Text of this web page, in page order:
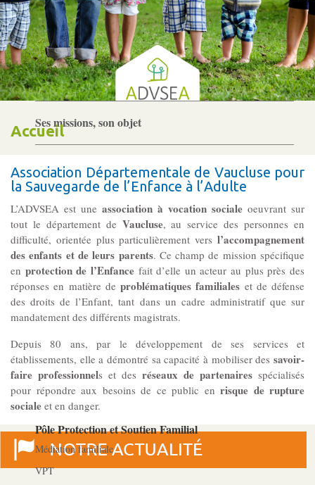
Ses locaux
Son histoire
Ses missions, son objet
Rapports d’activité
Les Pôles
Pôle Socio-­Éducatif
Service de Prévention spécialisée territorialisée
Pôle Milieu Ouvert
SIE
AEMO
AEMO H
Pôle Protection et Soutien Familial
Médiation familiale
VPT
Accueil
Association Départementale de Vaucluse pour
la Sauvegarde de l’Enfance à l’Adulte
L’ADVSEA est une association à vocation sociale oeuvrant sur
tout le département de Vaucluse, au service des personnes en
difficulté, orientée plus particulièrement vers l’accompagnement
des enfants et de leurs parents. Ce champ de mission spécifique
en protection de l’Enfancefait d’elle un acteur au plus près des
réponses en matière de problématiques familiales et de défense
des droits de l’Enfant, tant dans un cadre administratif que sur
mandatement des différents magistrats.
Depuis 80 ans, par le développement de ses services et
établissements, elle a démontré sa capacité à mobiliser des savoir-
faire professionnels et des réseaux de partenaires spécialisés
pour répondre aux besoins de ce public en risque de rupture
sociale et en danger.